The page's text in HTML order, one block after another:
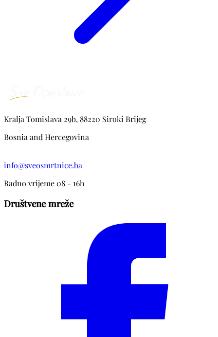
Kralja Tomislava 29b, 88220 Siroki Brijeg
Bosnia and Hercegovina
info@sveosmrtnice.ba
Radno vrijeme 08 - 16h
Društvene mreže